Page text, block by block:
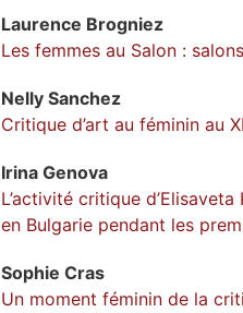
Laurence Brogniez
Les femmes au Salon :
Nelly Sanchez
Critique d’art au féminin au
Irina Genova
L’activité critique
en Bulgarie pendant les
Sophie Cras
Un moment féminin de la